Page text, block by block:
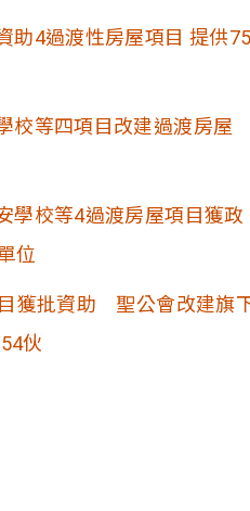
助4過渡性房屋項目 提供
校等四項目改建過渡房
學校等4過渡房屋項目獲政
位
獲批資助 聖公會改建旗
伙